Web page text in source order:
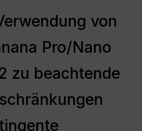
von
Pro/Nano
zu beachtende